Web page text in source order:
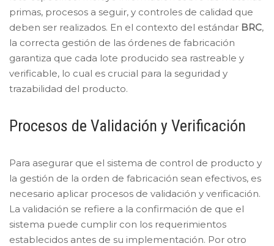
primas, procesos a seguir, y controles de calidad que
deben ser realizados. En el contexto del estándar BRC,
la correcta gestión de las órdenes de fabricación
garantiza que cada lote producido sea rastreable y
verificable, lo cual es crucial para la seguridad y
trazabilidad del producto.
Procesos de Validación y Verificación
Para asegurar que el sistema de control de producto y
la gestión de la orden de fabricación sean efectivos, es
necesario aplicar procesos de validación y verificación.
La validación se refiere a la confirmación de que el
sistema puede cumplir con los requerimientos
establecidos antes de su implementación. Por otro